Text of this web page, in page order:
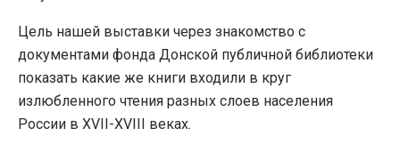
Цель нашей выставки через знакомство с
документами фонда Донской публичной библиотеки
показать какие же книги входили в круг
излюбленного чтения разных слоев населения
России в XVII-XVIII веках.